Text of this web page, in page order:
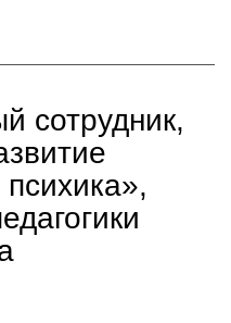
сотрудник,